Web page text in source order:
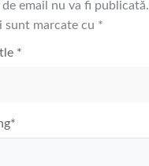
email nu va fi publicată.
sunt marcate cu *
*
*